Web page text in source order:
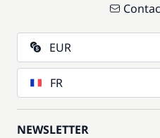
EUR
FR
NEWSLETTER